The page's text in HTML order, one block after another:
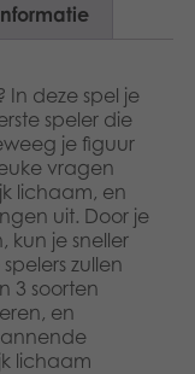
In deze spel je
speler die
je figuur
vragen
lichaam, en
uit. Door je
kun je sneller
zullen
3 soorten
en
lichaam